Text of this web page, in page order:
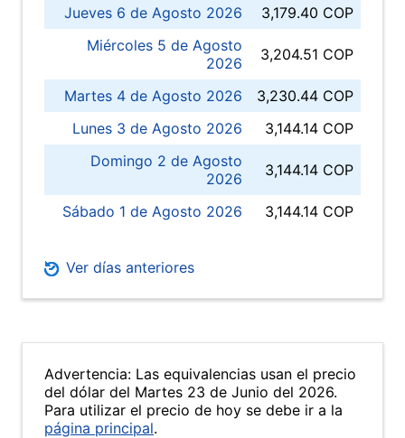
Jueves 6 de Agosto 2026
3,179.40 COP
Miércoles 5 de Agosto
2026
3,204.51 COP
Martes 4 de Agosto 2026
3,230.44 COP
Lunes 3 de Agosto 2026
3,144.14 COP
Domingo 2 de Agosto
2026
3,144.14 COP
Sábado 1 de Agosto 2026 3,144.14 COP
Ver días anteriores
Advertencia: Las equivalencias usan el precio
del dólar del Martes 23 de Junio del 2026.
Para utilizar el precio de hoy se debe ir a la
página principal.